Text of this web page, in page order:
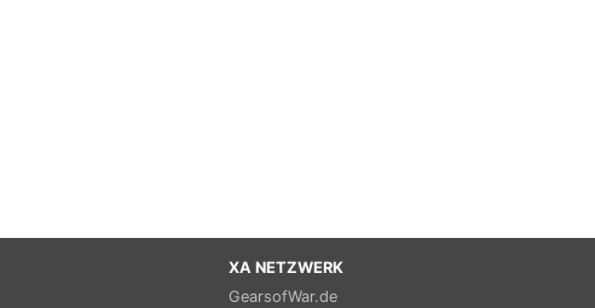
XA NETZWERK
GearsofWar.de